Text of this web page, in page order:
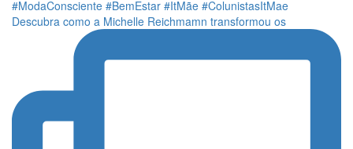
Descubra como a Michelle Reichmamn transformou os